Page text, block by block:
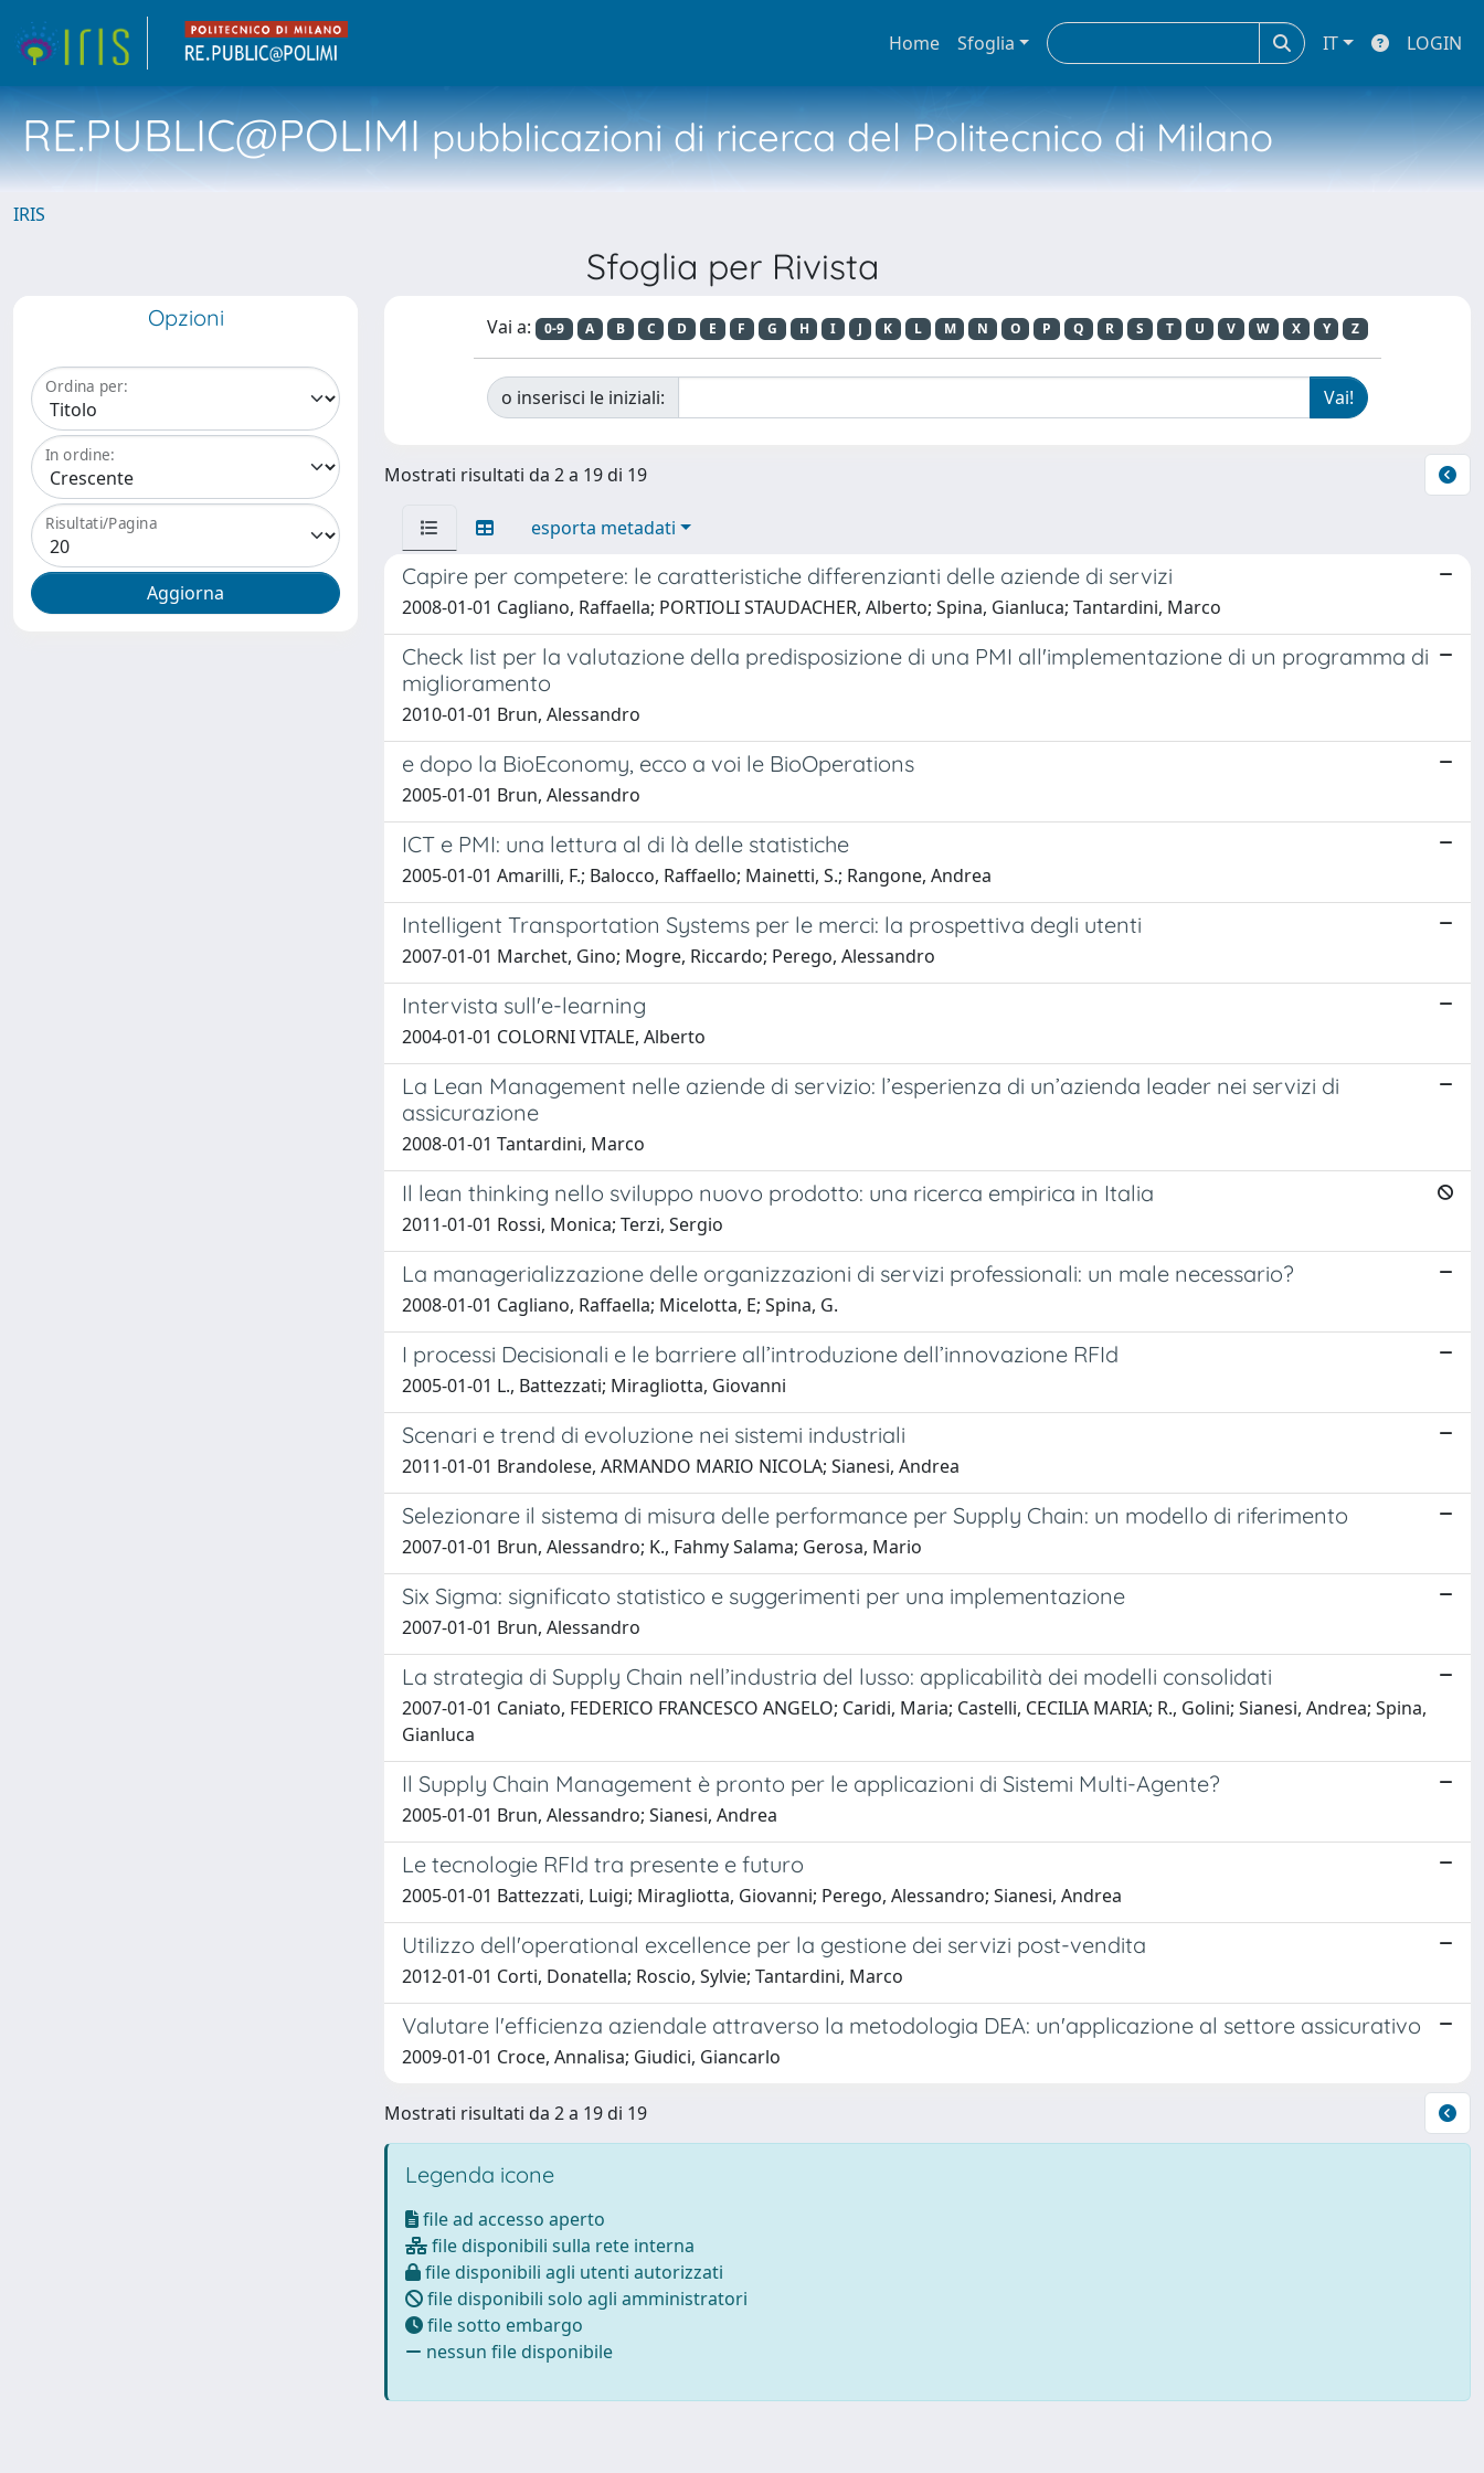
Home Sfoglia IT LOGIN
RE.PUBLIC@POLIMIpubblicazioni di ricerca del Politecnico di Milano
IRIS
Sfoglia per Rivista
Opzioni
Ordina per:
In ordine:
Risultati/Pagina
Vai a: 0-9 A B C D E F G H I J K L M N O P Q R S T U V W X Y Z
o inserisci le iniziali:
Mostrati risultati da 2 a 19 di 19
esporta metadati
Capire per competere: le caratteristiche differenzianti delle aziende di servizi
2008-01-01 Cagliano, Raffaella; PORTIOLI STAUDACHER, Alberto; Spina, Gianluca; Tantardini, Marco
Check list per la valutazione della predisposizione di una PMI all'implementazione di un programma di
miglioramento
2010-01-01 Brun, Alessandro
e dopo la BioEconomy, ecco a voi le BioOperations
2005-01-01 Brun, Alessandro
ICT e PMI: una lettura al di là delle statistiche
2005-01-01 Amarilli, F.; Balocco, Raffaello; Mainetti, S.; Rangone, Andrea
Intelligent Transportation Systems per le merci: la prospettiva degli utenti
2007-01-01 Marchet, Gino; Mogre, Riccardo; Perego, Alessandro
Intervista sull'e-learning
2004-01-01 COLORNI VITALE, Alberto
La Lean Management nelle aziende di servizio: l’esperienza di un’azienda leader nei servizi di
assicurazione
2008-01-01 Tantardini, Marco
Il lean thinking nello sviluppo nuovo prodotto: una ricerca empirica in Italia
2011-01-01 Rossi, Monica; Terzi, Sergio
La managerializzazione delle organizzazioni di servizi professionali: un male necessario?
2008-01-01 Cagliano, Raffaella; Micelotta, E; Spina, G.
I processi Decisionali e le barriere all’introduzione dell’innovazione RFId
2005-01-01 L., Battezzati; Miragliotta, Giovanni
Scenari e trend di evoluzione nei sistemi industriali
2011-01-01 Brandolese, ARMANDO MARIO NICOLA; Sianesi, Andrea
Selezionare il sistema di misura delle performance per Supply Chain: un modello di riferimento
2007-01-01 Brun, Alessandro; K., Fahmy Salama; Gerosa, Mario
Six Sigma: significato statistico e suggerimenti per una implementazione
2007-01-01 Brun, Alessandro
La strategia di Supply Chain nell’industria del lusso: applicabilità dei modelli consolidati
2007-01-01 Caniato, FEDERICO FRANCESCO ANGELO; Caridi, Maria; Castelli, CECILIA MARIA; R., Golini; Sianesi, Andrea; Spina,
Gianluca
Il Supply Chain Management è pronto per le applicazioni di Sistemi Multi-Agente?
2005-01-01 Brun, Alessandro; Sianesi, Andrea
Le tecnologie RFId tra presente e futuro
2005-01-01 Battezzati, Luigi; Miragliotta, Giovanni; Perego, Alessandro; Sianesi, Andrea
Utilizzo dell'operational excellence per la gestione dei servizi post-vendita
2012-01-01 Corti, Donatella; Roscio, Sylvie; Tantardini, Marco
Valutare l'efficienza aziendale attraverso la metodologia DEA: un'applicazione al settore assicurativo
2009-01-01 Croce, Annalisa; Giudici, Giancarlo
Mostrati risultati da 2 a 19 di 19
Legenda icone
file ad accesso aperto
file disponibili sulla rete interna
file disponibili agli utenti autorizzati
file disponibili solo agli amministratori
file sotto embargo
nessun file disponibile